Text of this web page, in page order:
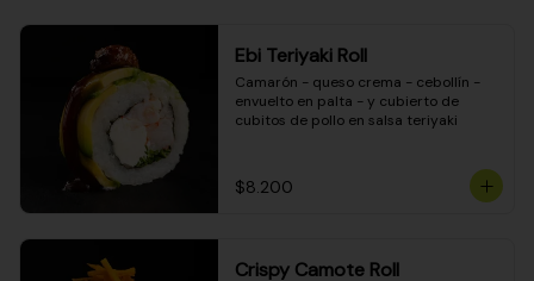
Ebi Teriyaki Roll
Camarón - queso crema - cebollín -
envuelto en palta - y cubierto de
cubitos de pollo en salsa teriyaki
$8.200
Crispy Camote Roll